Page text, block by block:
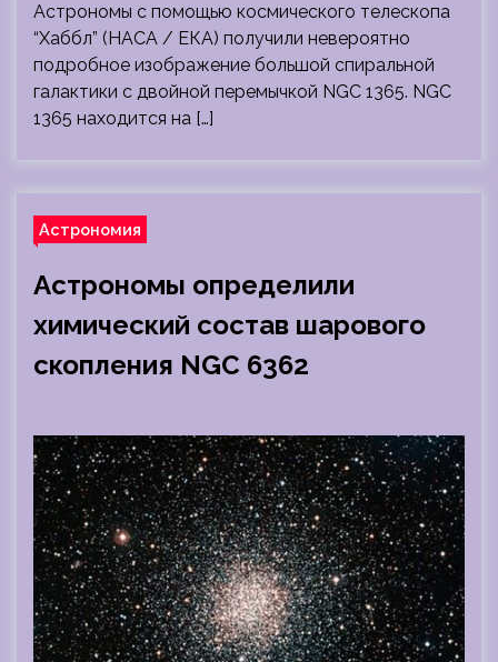
Астрономы с помощью космического телескопа
“Хаббл” (НАСА / ЕКА) получили невероятно
подробное изображение большой спиральной
галактики с двойной перемычкой NGC 1365. NGC
1365 находится на […]
Астрономия
Астрономы определили
химический состав шарового
скопления NGC 6362